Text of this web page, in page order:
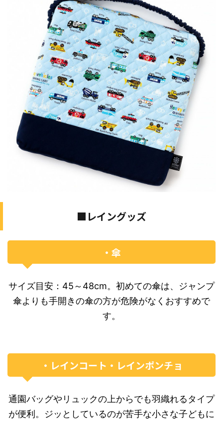
■レイングッズ
・傘
サイズ目安：45～48cm。初めての傘は、ジャンプ
傘よりも手開きの傘の方が危険がなくおすすめで
す。
・レインコート・レインポンチョ
通園バッグやリュックの上からでも羽織れるタイプ
が便利。ジッとしているのが苦手な小さな子どもに